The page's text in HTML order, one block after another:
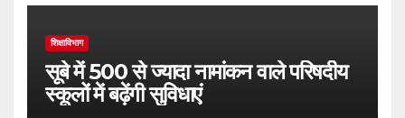
शिक्षाविभाग
सूबे में 500 से ज्यादा नामांकन वाले परिषदीय
स्कूलों में बढ़ेंगी सुविधाएं